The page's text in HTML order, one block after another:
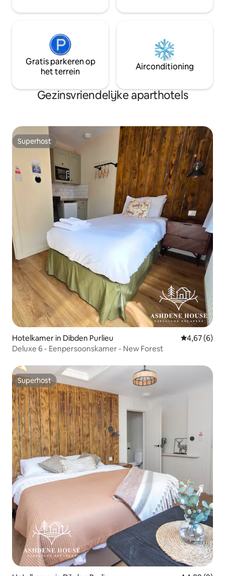
comfort en een rustige plek om te
Gratis parkeren op
het terrein
Airconditioning
Gezinsvriendelijke aparthotels
Superhost
Superhost
Hotelkamer in Dibden Purlieu Gemiddelde
4,67 (6)
Deluxe 6 - Eenpersoonskamer - New Forest
Superhost
Superhost